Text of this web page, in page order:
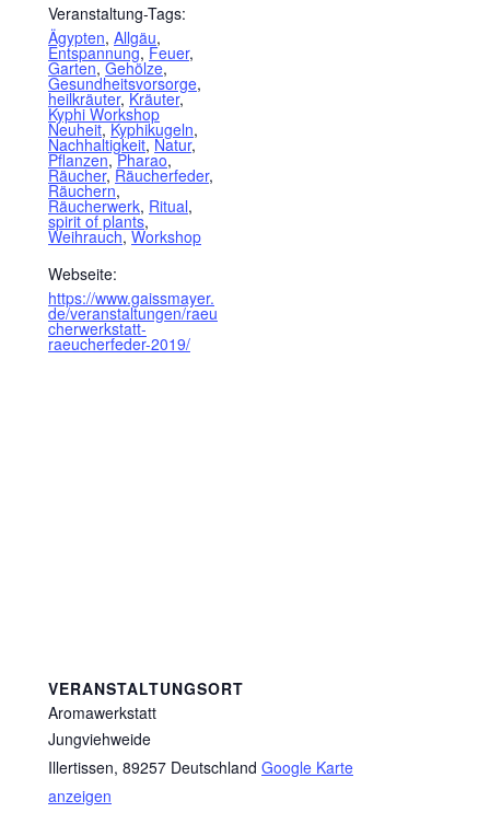
Veranstaltung-Tags:
Ägypten, Allgäu,
Entspannung,Feuer,
Garten,Gehölze,
Gesundheitsvorsorge,
heilkräuter,Kräuter,
Kyphi Workshop
Neuheit,Kyphikugeln,
Nachhaltigkeit,Natur,
Pflanzen,Pharao,
Räucher, Räucherfeder,
Räuchern,
Räucherwerk, Ritual,
spirit of plants,
Weihrauch,Workshop
Webseite:
https://www.gaissmayer.
de/veranstaltungen/raeu
cherwerkstatt-
raeucherfeder-2019/
VERANSTALTUNGSORT
Aromawerkstatt
Jungviehweide
Illertissen, 89257 Deutschland Google Karte
anzeigen